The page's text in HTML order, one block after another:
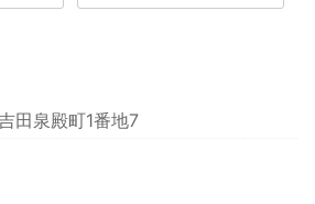
田泉殿町1番地7